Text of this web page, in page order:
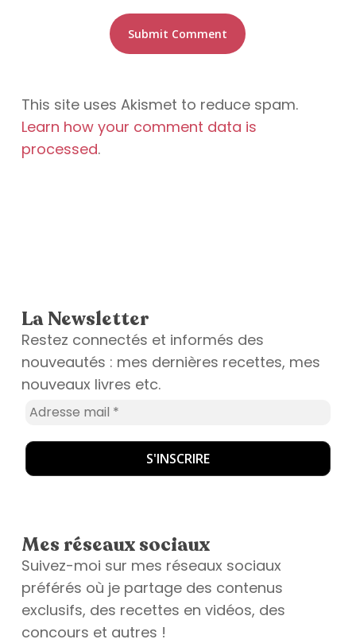
This site uses Akismet to reduce spam.
Learn how your comment data is
processed.
La Newsletter
Restez connectés et informés des
nouveautés : mes dernières recettes, mes
nouveaux livres etc.
Mes réseaux sociaux
Suivez-moi sur mes réseaux sociaux
préférés où je partage des contenus
exclusifs, des recettes en vidéos, des
concours et autres !